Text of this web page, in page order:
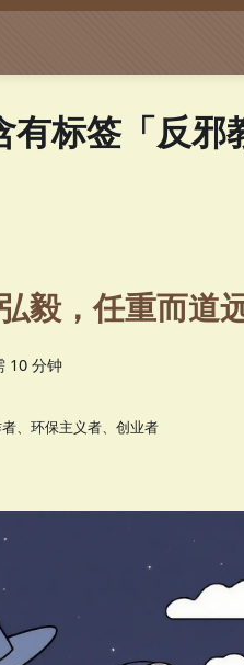
标签「反邪
毅，任重而道
10 分钟
、环保主义者、创业者